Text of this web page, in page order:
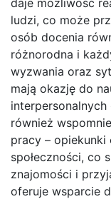
ludzi, co może
osób docenia
różnorodna i
wyzwania oraz
mają okazję do
również
pracy – opiekunki
społeczności, co
znajomości i
oferuje wsparcie